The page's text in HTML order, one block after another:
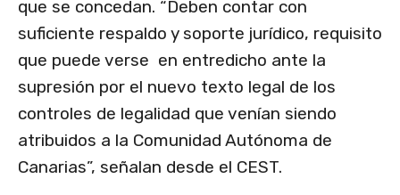
que se concedan. “Deben contar con
suficiente respaldo y soporte jurídico, requisito
que puede verse en entredicho ante la
supresión por el nuevo texto legal de los
controles de legalidad que venían siendo
atribuidos a la Comunidad Autónoma de
Canarias”, señalan desde el CEST.